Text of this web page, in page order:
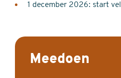
1 december 2026: start
Meedoen